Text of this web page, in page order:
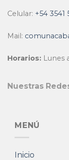
Celular: +54 3541
Mail:
Horarios: Lunes
Nuestras
MENÚ
Inicio